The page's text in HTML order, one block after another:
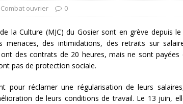
ouvrier 0
la Culture (MJC) du Gosier sont en grève depuis
menaces, des intimidations, des retraits sur
des contrats de 20 heures, mais ne sont payées
pas de protection sociale.
pour réclamer une régularisation de leurs
de leurs conditions de travail. Le 13 juin,